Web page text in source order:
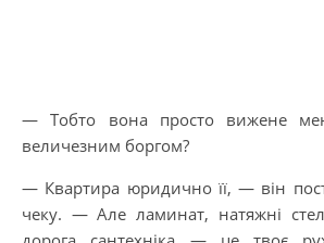
— Тобто вона просто вижене
величезним боргом?
— Квартира юридично її, — він
чеку. — Але ламинат, натяжні